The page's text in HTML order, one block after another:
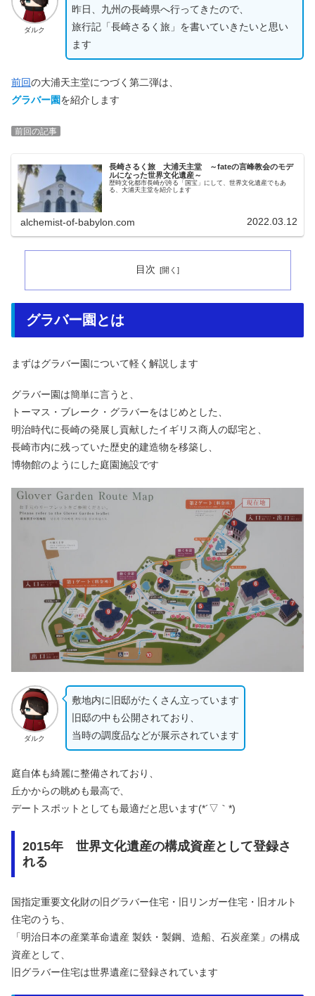
ダルク
昨日、九州の長崎県へ行ってきたので、
旅行記「長崎さるく旅」を書いていきたいと思い
ます
前回の大浦天主堂につづく第二弾は、
グラバー園を紹介します
前回の記事
長崎さるく旅 大浦天主堂 ～fateの言峰教会のモデ
ルになった世界文化遺産～
歴時文化都市長崎が誇る「国宝」にして、世界文化遺産でもあ
る、大浦天主堂を紹介します
alchemist-of-babylon.com 2022.03.12
目次
グラバー園とは
まずはグラバー園について軽く解説します
グラバー園は簡単に言うと、
トーマス・ブレーク・グラバーをはじめとした、
明治時代に長崎の発展し貢献したイギリス商人の邸宅と、
長崎市内に残っていた歴史的建造物を移築し、
博物館のようにした庭園施設です
ダルク
敷地内に旧邸がたくさん立っています
旧邸の中も公開されており、
当時の調度品などが展示されています
庭自体も綺麗に整備されており、
丘かからの眺めも最高で、
デートスポットとしても最適だと思います(*´▽｀*)
2015年 世界文化遺産の構成資産として登録さ
れる
国指定重要文化財の旧グラバー住宅・旧リンガー住宅・旧オルト
住宅のうち、
「明治日本の産業革命遺産 製鉄・製鋼、造船、石炭産業」の構成
資産として、
旧グラバー住宅は世界遺産に登録されています